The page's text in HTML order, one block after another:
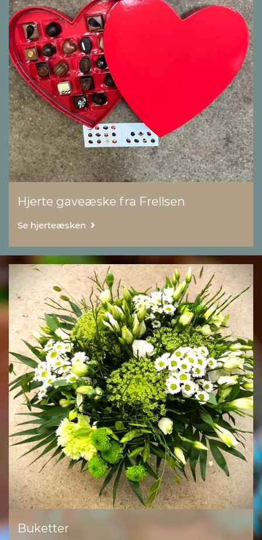
Hjerte gaveæske fra Frellsen
Se hjerteæsken
Buketter